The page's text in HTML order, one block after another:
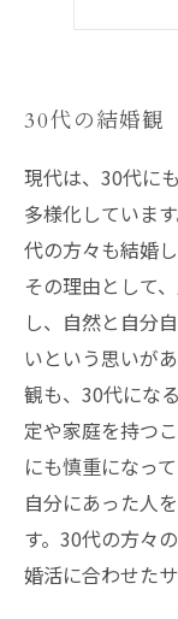
30代の結婚観
現代は、30代に
多様化していま
代の方々も結婚
その理由として
し、自然と自分
いという思いが
観も、30代にな
定や家庭を持つ
にも慎重になっ
自分にあった人
す。30代の方々
婚活に合わせた